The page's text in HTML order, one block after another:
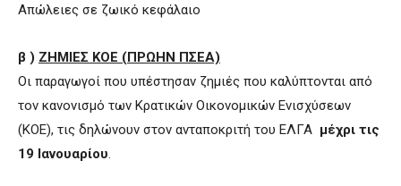
Απώλειες σε ζωικό κεφάλαιο
β ) ΖΗΜΙΕΣ ΚΟΕ (ΠΡΩΗΝ ΠΣΕΑ)
Οι παραγωγοί που υπέστησαν ζημιές που καλύπτονται από
τον κανονισμό των Κρατικών Οικονομικών Ενισχύσεων
(ΚΟΕ), τις δηλώνουν στον ανταποκριτή του ΕΛΓΑ μέχρι τις
19 Ιανουαρίου.